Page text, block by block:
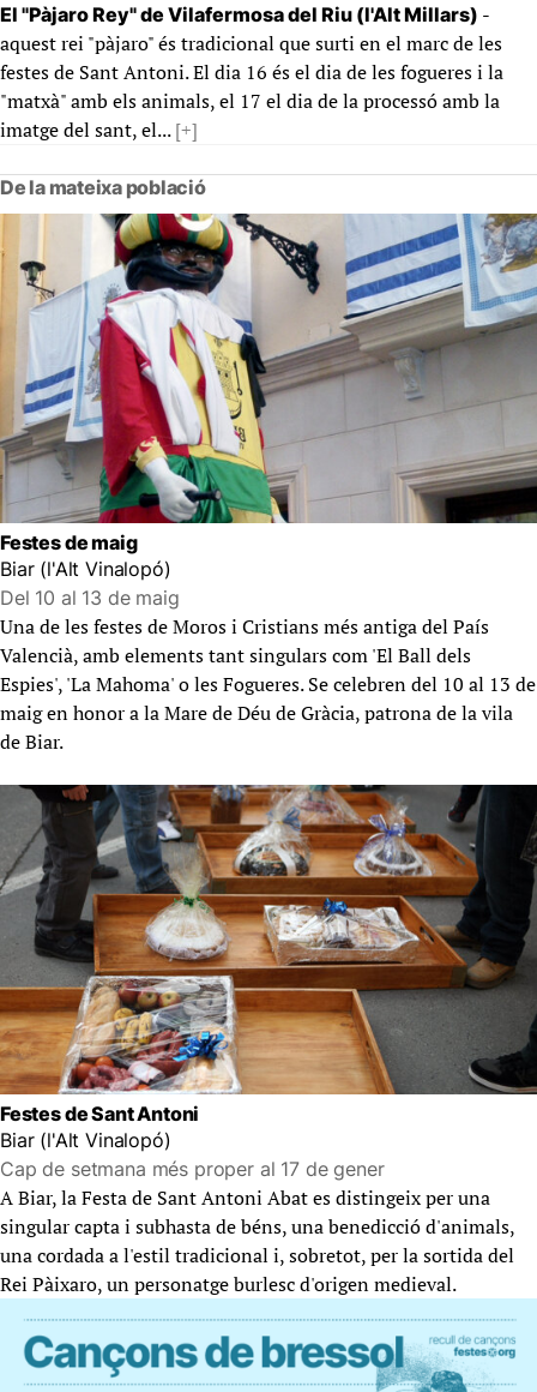
El "Pàjaro Rey" de Vilafermosa del Riu (l'Alt Millars) -
aquest rei "pàjaro" és tradicional que surti en el marc de les
festes de Sant Antoni. El dia 16 és el dia de les fogueres i la
"matxà" amb els animals, el 17 el dia de la processó amb la
imatge del sant, el...[+]
De la mateixa població
Festes de maig
Biar (l'Alt Vinalopó)
Del 10 al 13 de maig
Una de les festes de Moros i Cristians més antiga del País
Valencià, amb elements tant singulars com 'El Ball dels
Espies', 'La Mahoma' o les Fogueres. Se celebren del 10 al 13 de
maig en honor a la Mare de Déu de Gràcia, patrona de la vila
de Biar.
Festes de Sant Antoni
Biar (l'Alt Vinalopó)
Cap de setmana més proper al 17 de gener
A Biar, la Festa de Sant Antoni Abat es distingeix per una
singular capta i subhasta de béns, una benedicció d'animals,
una cordada a l'estil tradicional i, sobretot, per la sortida del
Rei Pàixaro, un personatge burlesc d'origen medieval.